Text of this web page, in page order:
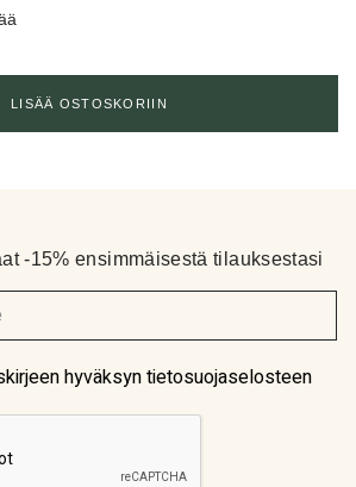
LISÄÄ OSTOSKORIIN
-15% ensimmäisestä tilauksestasi
hyväksyn tietosuojaselosteen